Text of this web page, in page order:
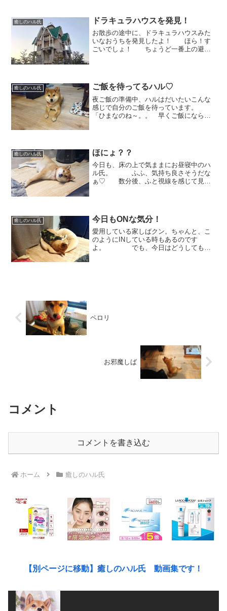
癒しのハル氏 ドラキュラハウスを発見！
お散歩の途中に、ドラキュラハウスみた
いなおうちを発見したよ！ ほら！す
ごいでしょ！ ちょうど一番上の避雷
と、看板があって病院みたい...
癒しのハル氏 ご飯を待ってるハル♡
夜ご飯の準備中、ハルはだいたいこんな
感じで自分のご飯を待っています。
「ひまなのね～。。 早くご飯にならな
「チッ！まだなのね、そうな...
癒しのハル氏 ほにょ？？
今日も、床の上で気ままにお昼寝中のハ
ル氏。 ふふ、気持ち良さそうだな
ぁ♡ 数分後、ふと視線を感じて見て
いハル氏なのです。
癒しのハル氏 今日もONな気分！
愛用している家しばクン。ちゃんと、こ
のようにINしている時もあるのです
よ。 でも、今日はどうしても、
ペロリ
お邪魔しば
コメント
コメントを書き込む
ホーム 癒しのハル氏
【別ページに移動】癒しのハル氏 動画集です！